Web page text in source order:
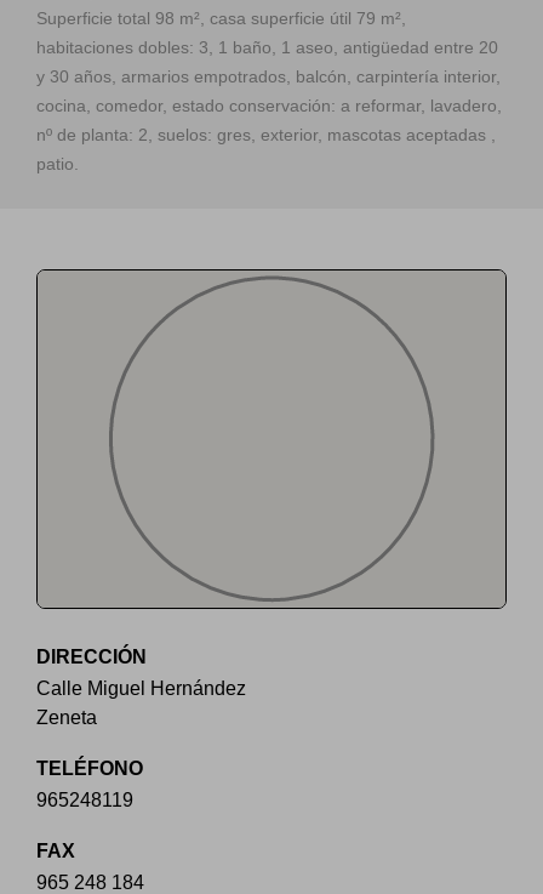
Superficie total 98 m², casa superficie útil 79 m²,
habitaciones dobles: 3, 1 baño, 1 aseo, antigüedad entre 20
y 30 años, armarios empotrados, balcón, carpintería interior,
cocina, comedor, estado conservación: a reformar, lavadero,
nº de planta: 2, suelos: gres, exterior, mascotas aceptadas ,
patio.
DIRECCIÓN
Calle Miguel Hernández
Zeneta
TELÉFONO
965248119
FAX
965 248 184